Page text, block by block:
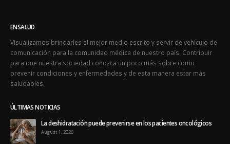
ENSALUD
Visualizamos brindarles el mejor medio escrito y servir de vehículo de
comunicación para la comunidad médica de nuestro país. Contribuir
para que nuestra sociedad conozca un poco más sobre como
prevenir condiciones y enfermedades y de esta manera estar más
saludables.
ÚLTIMAS NOTICIAS
La deshidratación puede prevenirse en los pacientes oncológicos
August 1, 2026